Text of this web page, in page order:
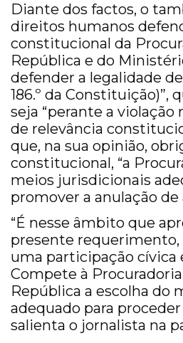
Diante dos factos, o
direitos humanos
constitucional da
República e do
defender a legalidade
186.º da Constituição)”,
seja “perante a
de relevância
que, na sua opinião,
constitucional, “a
meios jurisdicionais
promover a anulação de
“É nesse âmbito que
presente
uma participação cívica
Compete à
República a escolha do
adequado para
salienta o jornalista na